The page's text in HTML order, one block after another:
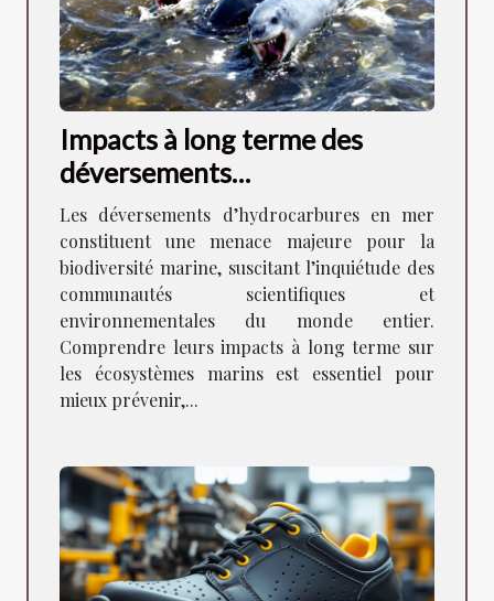
Impacts à long terme des
déversements
d'hydrocarbures sur la
biodiversité marine ?
Les déversements d’hydrocarbures en mer
constituent une menace majeure pour la
biodiversité marine, suscitant l’inquiétude des
communautés scientifiques et
environnementales du monde entier.
Comprendre leurs impacts à long terme sur
les écosystèmes marins est essentiel pour
mieux prévenir,...